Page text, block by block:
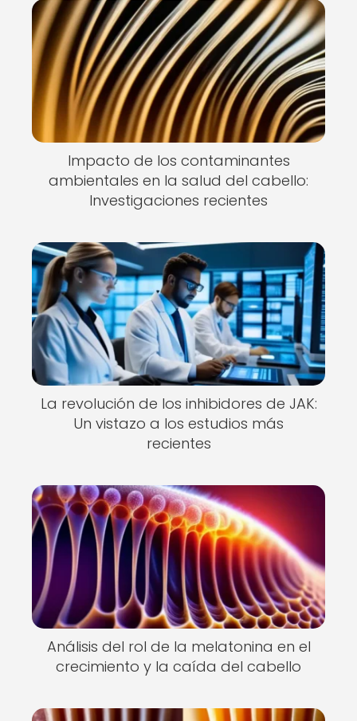
Impacto de los contaminantes
ambientales en la salud del cabello:
Investigaciones recientes
La revolución de los inhibidores de JAK:
Un vistazo a los estudios más
recientes
Análisis del rol de la melatonina en el
crecimiento y la caída del cabello